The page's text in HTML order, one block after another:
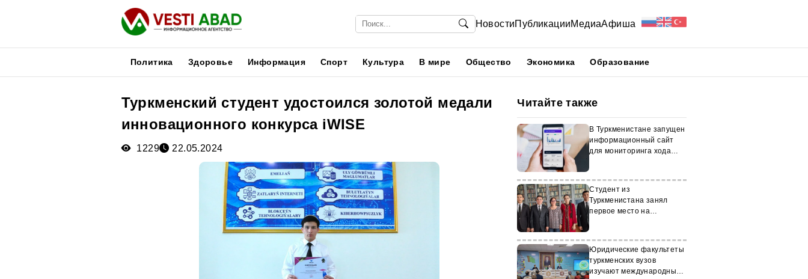
НовостиПубликацииМедиаАфиша
Политика Здоровье Информация Спорт Культура В мире Общество Экономика Образование
Туркменский студент удостоился золотой медали
инновационного конкурса iWISE
1229 22.05.2024
Читайте также
В Туркменистане запущен
информационный сайт
для мониторинга хода
Студент из
Туркменистана занял
первое место на
Юридические факультеты
туркменских вузов
изучают международные